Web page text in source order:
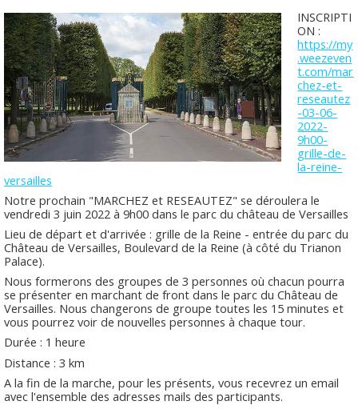
INSCRIPTI
ON :
https://my
.weezeven
t.com/mar
chez-et-
reseautez
-03-06-
2022-
9h00-
grille-de-
la-reine-
versailles
Notre prochain "MARCHEZ et RESEAUTEZ" se déroulera le
vendredi 3 juin 2022 à 9h00 dans le parc du château de Versailles
Lieu de départ et d'arrivée : grille de la Reine - entrée du parc du
Château de Versailles, Boulevard de la Reine (à côté du Trianon
Palace).
Nous formerons des groupes de 3 personnes où chacun pourra
se présenter en marchant de front dans le parc du Château de
Versailles. Nous changerons de groupe toutes les 15 minutes et
vous pourrez voir de nouvelles personnes à chaque tour.
Durée : 1 heure
Distance : 3 km
A la fin de la marche, pour les présents, vous recevrez un email
avec l'ensemble des adresses mails des participants.